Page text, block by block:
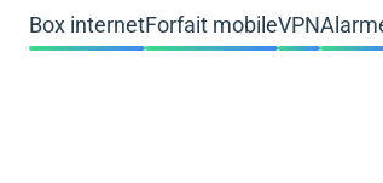
Box internetForfait mobileVPN